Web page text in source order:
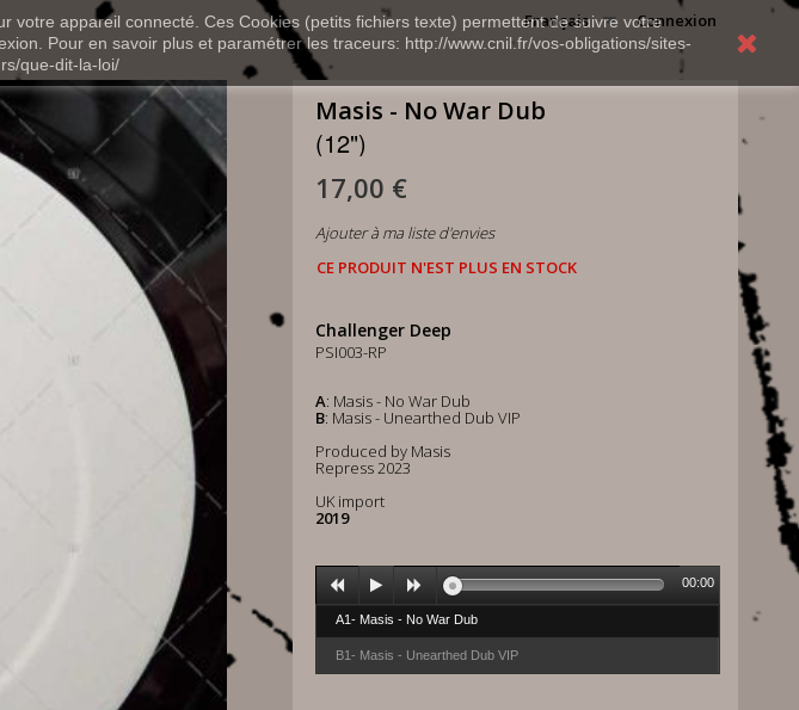
votre appareil connecté. Ces Cookies (petits fichiers texte) permettent de suivre votre
Pour en savoir plus et paramétrer les traceurs: http://www.cnil.fr/vos-obligations/sites-
que-dit-la-loi/
Connexion
Français
Masis - No War Dub
(12")
17,00 €
Ajouter à ma liste d'envies
CE PRODUIT N'EST PLUS EN STOCK
Challenger Deep
PSI003-RP
A: Masis - No War Dub
B: Masis - Unearthed Dub VIP
Produced by Masis
Repress 2023
UK import
2019
A1- Masis - No War Dub
B1- Masis - Unearthed Dub VIP
00:00